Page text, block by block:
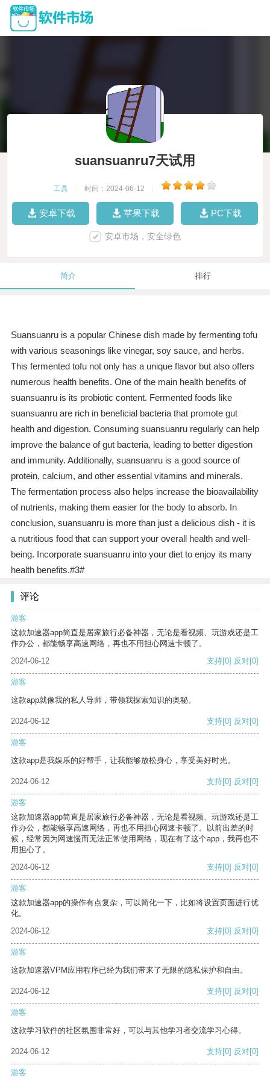
suansuanru7天试用
工具 时间：2024-06-12
安卓下载 苹果下载 PC下载
安卓市场，安全绿色
简介 排行
Suansuanru is a popular Chinese dish made by fermenting tofu
with various seasonings like vinegar, soy sauce, and herbs.
This fermented tofu not only has a unique flavor but also offers
numerous health benefits. One of the main health benefits of
suansuanru is its probiotic content. Fermented foods like
suansuanru are rich in beneficial bacteria that promote gut
health and digestion. Consuming suansuanru regularly can help
improve the balance of gut bacteria, leading to better digestion
and immunity. Additionally, suansuanru is a good source of
protein, calcium, and other essential vitamins and minerals.
The fermentation process also helps increase the bioavailability
of nutrients, making them easier for the body to absorb. In
conclusion, suansuanru is more than just a delicious dish - it is
a nutritious food that can support your overall health and well-
being. Incorporate suansuanru into your diet to enjoy its many
health benefits.#3#
评论
游客
这款加速器app简直是居家旅行必备神器，无论是看视频、玩游戏还是工
作办公，都能畅享高速网络，再也不用担心网速卡顿了。
2024-06-12
支持[0] 反对[0]
游客
这款app就像我的私人导师，带领我探索知识的奥秘。
2024-06-12 支持[0] 反对[0]
游客
这款app是我娱乐的好帮手，让我能够放松身心，享受美好时光。
2024-06-12 支持[0] 反对[0]
游客
这款加速器app简直是居家旅行必备神器，无论是看视频、玩游戏还是工
作办公，都能畅享高速网络，再也不用担心网速卡顿了。以前出差的时
候，经常因为网速慢而无法正常使用网络，现在有了这个app，我再也不
用担心了。
2024-06-12
支持[0] 反对[0]
游客
这款加速器app的操作有点复杂，可以简化一下，比如将设置页面进行优
化。
2024-06-12
支持[0] 反对[0]
游客
这款加速器VPM应用程序已经为我们带来了无限的隐私保护和自由。
2024-06-12 支持[0] 反对[0]
游客
这款学习软件的社区氛围非常好，可以与其他学习者交流学习心得。
2024-06-12 支持[0] 反对[0]
游客